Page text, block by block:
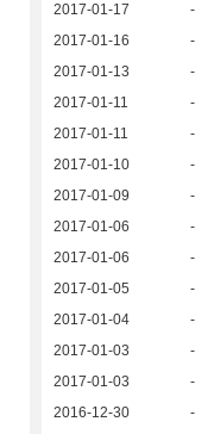
2017-01-17
-
2017-01-16
-
2017-01-13
-
2017-01-11
-
2017-01-11
-
2017-01-10
-
2017-01-09
-
2017-01-06
-
2017-01-06
-
2017-01-05
-
2017-01-04
-
2017-01-03
-
2017-01-03
-
2016-12-30
-